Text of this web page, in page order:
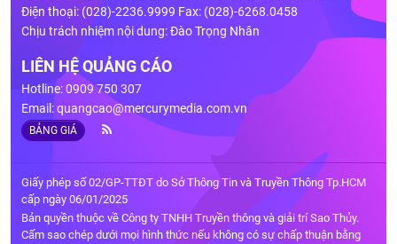
Điện thoại: (028)-2236.9999 Fax: (028)-6268.0458
Chịu trách nhiệm nội dung: Đào Trọng Nhân
LIÊN HỆ QUẢNG CÁO
Hotline: 0909 750 307
Email:quangcao@mercurymedia.com.vn
BẢNG GIÁ
Giấy phép số 02/GP-TTĐT do Sở Thông Tin và Truyền Thông Tp.HCM
cấp ngày 06/01/2025
Bản quyền thuộc về Công ty TNHH Truyền thông và giải trí Sao Thủy.
Cấm sao chép dưới mọi hình thức nếu không có sự chấp thuận bằng